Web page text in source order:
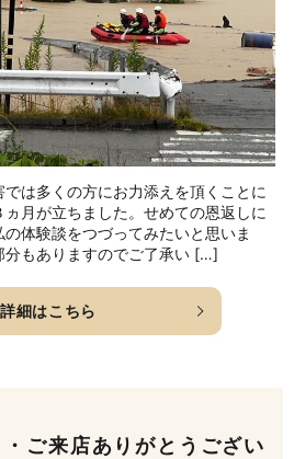
は多くの方にお力添えを頂くことに
月が立ちました。せめての恩返しに
体験談をつづってみたいと思いま
分もありますのでご了承い […]
詳細はこちら
ご来店ありがとうござい